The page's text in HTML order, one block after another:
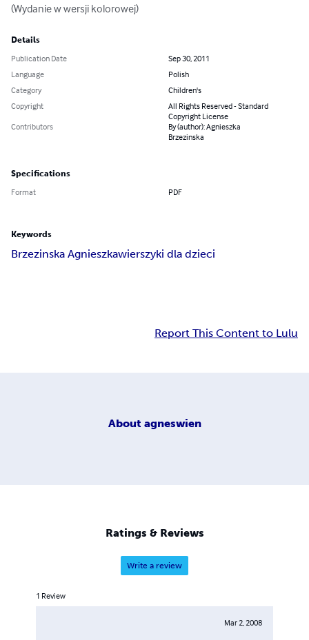
(Wydanie w wersji kolorowej)
Details
Publication Date
Sep 30, 2011
Language
Polish
Category
Children's
Copyright
All Rights Reserved - Standard
Copyright License
Contributors
By (author): Agnieszka
Brzezinska
Specifications
Format PDF
Keywords
Brzezinska Agnieszkawierszyki dla dzieci
Report This Content to Lulu
About agneswien
Ratings & Reviews
Write a review
1 Review
Mar 2, 2008